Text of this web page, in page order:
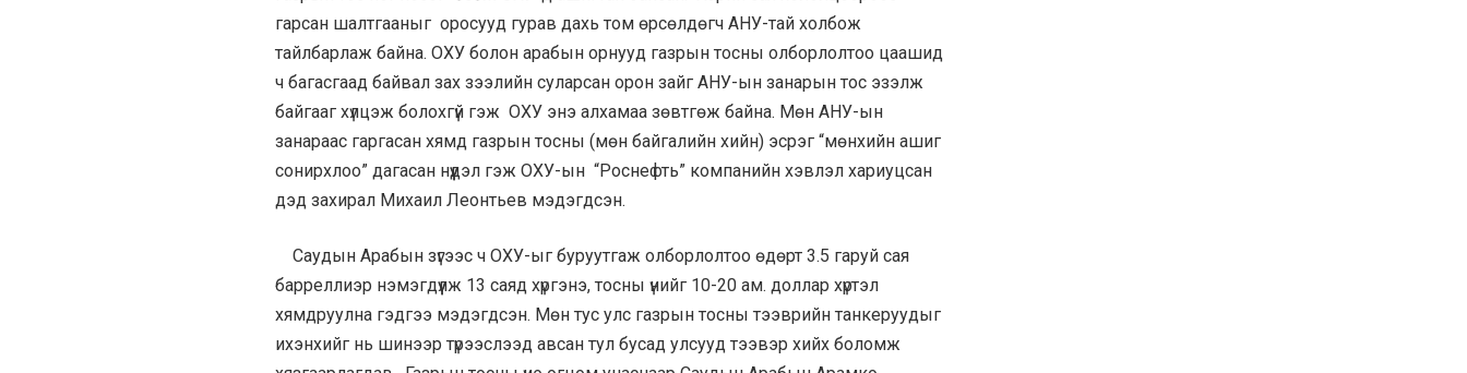
гарсан шалтгааныг оросууд гурав дахь том өрсөлдөгч АНУ-тай холбож
тайлбарлаж байна. ОХУ болон арабын орнууд газрын тосны олборлолтоо цаашид
ч багасгаад байвал зах зээлийн суларсан орон зайг АНУ-ын занарын тос эзэлж
байгааг хүлцэж болохгүй гэж ОХУ энэ алхамаа зөвтгөж байна. Мөн АНУ-ын
занараас гаргасан хямд газрын тосны (мөн байгалийн хийн) эсрэг “мөнхийн ашиг
сонирхлоо” дагасан нүүдэл гэж ОХУ-ын “Роснефть” компанийн хэвлэл хариуцсан
дэд захирал Михаил Леонтьев мэдэгдсэн.
Саудын Арабын зүгээс ч ОХУ-ыг буруутгаж олборлолтоо өдөрт 3.5 гаруй сая
барреллиэр нэмэгдүүлж 13 саяд хүргэнэ, тосны үнийг 10-20 ам. доллар хүртэл
хямдруулна гэдгээ мэдэгдсэн. Мөн тус улс газрын тосны тээврийн танкеруудыг
ихэнхийг нь шинээр түрээслээд авсан тул бусад улсууд тээвэр хийх боломж